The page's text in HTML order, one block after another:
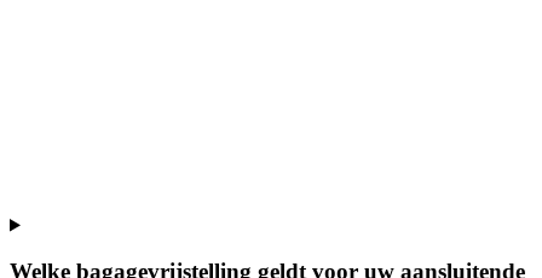
Welke bagagevrijstelling geldt voor uw aansluitende